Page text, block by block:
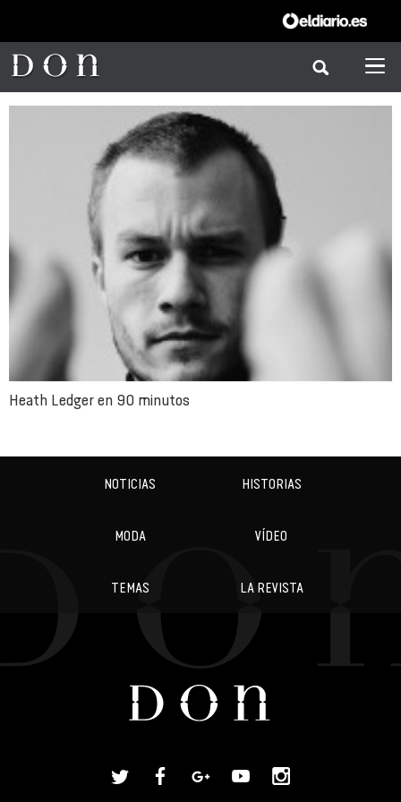
Heath Ledger en 90 minutos
NOTICIAS HISTORIAS
MODA VÍDEO
TEMAS LA REVISTA